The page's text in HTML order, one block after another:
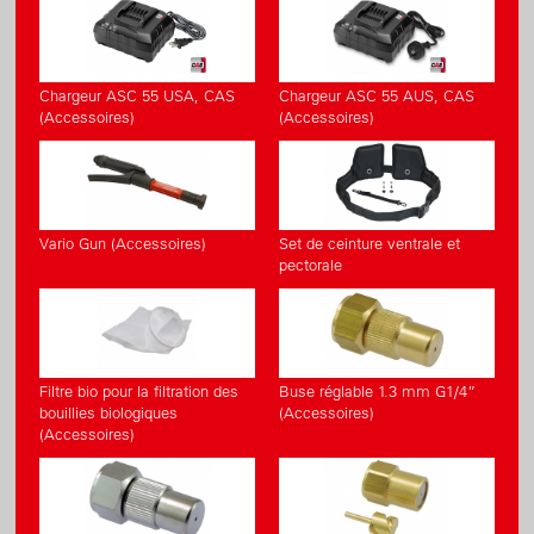
Chargeur ASC 55 USA, CAS
(Accessoires)
Chargeur ASC 55 AUS, CAS
(Accessoires)
Vario Gun (Accessoires)
Set de ceinture ventrale et
pectorale
Filtre bio pour la filtration des
bouillies biologiques
(Accessoires)
Buse réglable 1.3 mm G1/4”
(Accessoires)